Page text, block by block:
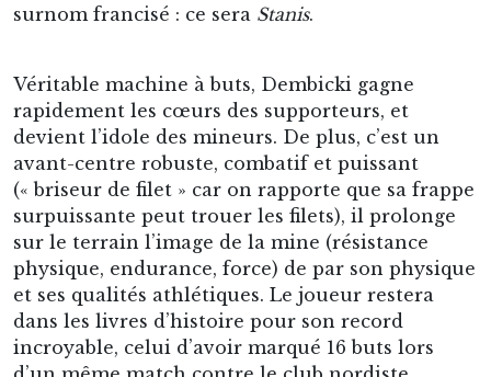
surnom francisé : ce sera Stanis.
Véritable machine à buts, Dembicki gagne
rapidement les cœurs des supporteurs, et
devient l’idole des mineurs. De plus, c’est un
avant-centre robuste, combatif et puissant
(« briseur de filet » car on rapporte que sa frappe
surpuissante peut trouer les filets), il prolonge
sur le terrain l’image de la mine (résistance
physique, endurance, force) de par son physique
et ses qualités athlétiques. Le joueur restera
dans les livres d’histoire pour son record
incroyable, celui d’avoir marqué 16 buts lors